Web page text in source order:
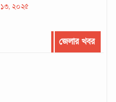
১৩, ২০২৫
জেলার খবর